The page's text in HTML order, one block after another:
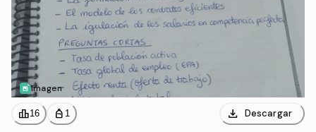
Imagen
leaderboard16 personal_bag 1 download Descargar